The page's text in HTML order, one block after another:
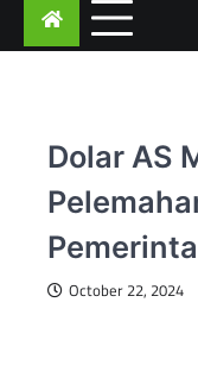
Dolar AS
October 22, 2024